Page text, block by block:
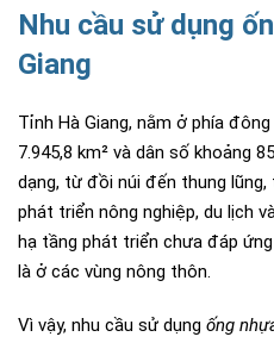
Nhu cầu sử dụng
Giang
Tỉnh Hà Giang, nằm ở phía
7.945,8 km² và dân số khoảng
dạng, từ đồi núi đến thung
phát triển nông nghiệp, du lịch
hạ tầng phát triển chưa đáp
là ở các vùng nông thôn.
Vì vậy, nhu cầu sử dụng ống